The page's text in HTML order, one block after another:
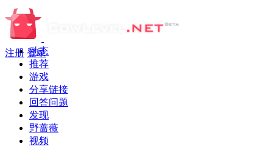
注册 登录
动态
推荐
游戏
分享链接
回答问题
发现
野蔷薇
视频